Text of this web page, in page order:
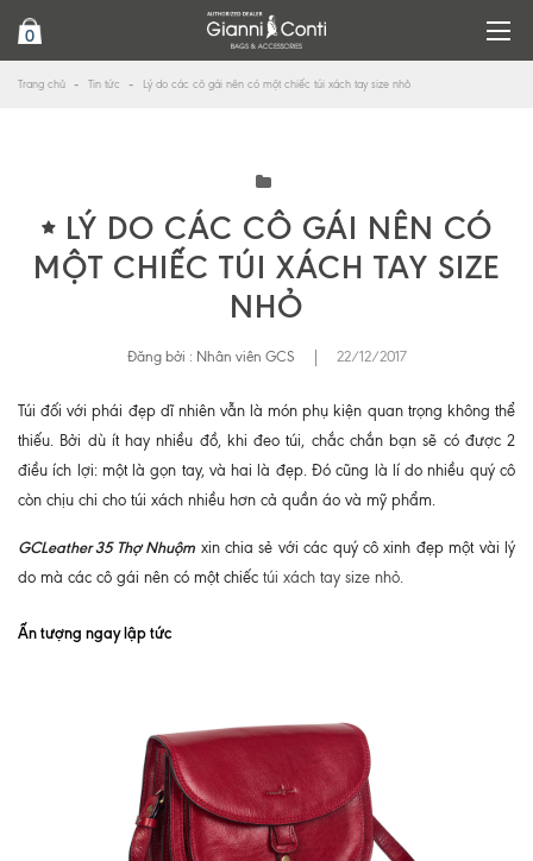
0
Trang chủ Tin tức Lý do các cô gái nên có một chiếc túi xách tay size nhỏ
LÝ DO CÁC CÔ GÁI NÊN CÓ
MỘT CHIẾC TÚI XÁCH TAY SIZE
NHỎ
Đăng bởi : Nhân viên GCS 22/12/2017
Túi đối với phái đẹp dĩ nhiên vẫn là món phụ kiện quan trọng không thể
thiếu. Bởi dù ít hay nhiều đồ, khi đeo túi, chắc chắn bạn sẽ có được 2
điều ích lợi: một là gọn tay, và hai là đẹp. Đó cũng là lí do nhiều quý cô
còn chịu chi cho túi xách nhiều hơn cả quần áo và mỹ phẩm.
GCLeather 35 Thợ Nhuộm xin chia sẻ với các quý cô xinh đẹp một vài lý
do mà các cô gái nên có một chiếc túi xách tay size nhỏ.
Ấn tượng ngay lập tức